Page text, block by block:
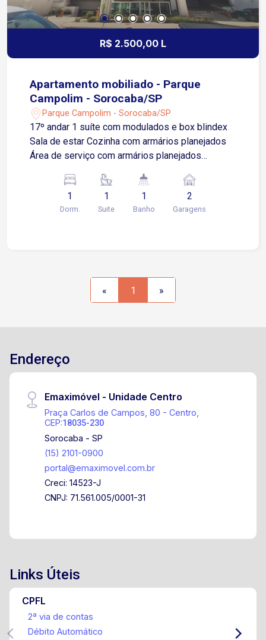
R$ 2.500,00 L
Apartamento mobiliado - Parque
Campolim - Sorocaba/SP
Parque Campolim - Sorocaba/SP
17º andar 1 suíte com modulados e box blindex
Sala de estar Cozinha com armários planejados
Área de serviço com armários planejados
Localização privilegiada no Parque Campolim,
uma das regiões mais valorizadas de Sorocaba
Próximo ao Esplanada Shopping, Tauste,
Agende sua visita e aproveite esta excelente
oportunidade de morar no Campolim.
1
Dorm.
1
Suite
1
Banho
2
Garagens
« 1 »
Endereço
Emaximóvel - Unidade Centro
Praça Carlos de Campos, 80 - Centro,
CEP:18035-230
Sorocaba - SP
(15) 2101-0900
portal@emaximovel.com.br
Creci: 14523-J
CNPJ: 71.561.005/0001-31
Links Úteis
CPFL
2ª via de contas
Débito Automático